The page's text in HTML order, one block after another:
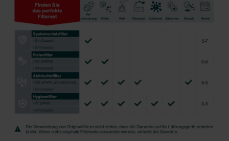
osobních údajů
Zehnder Group France: Protection des données
Zehnder Group Ibérica SAU: Política de privacidad
Zehnder Group Italia S.r.l.: Privacy
Zehnder Group İç Mekan İklimlendirme Sanayi ve Ticaret
Limitet Şirketi: Web Sitesi Çerezleri
Zehnder Group Nederland bv: Privacyverklaringen
Zehnder Group Sales International: Privacy Policy
Zehnder Group Schweiz AG: Datenschutz
Zehnder Polska Sp. z o.o.: Oświadczenie o ochronie
danych Zehnder